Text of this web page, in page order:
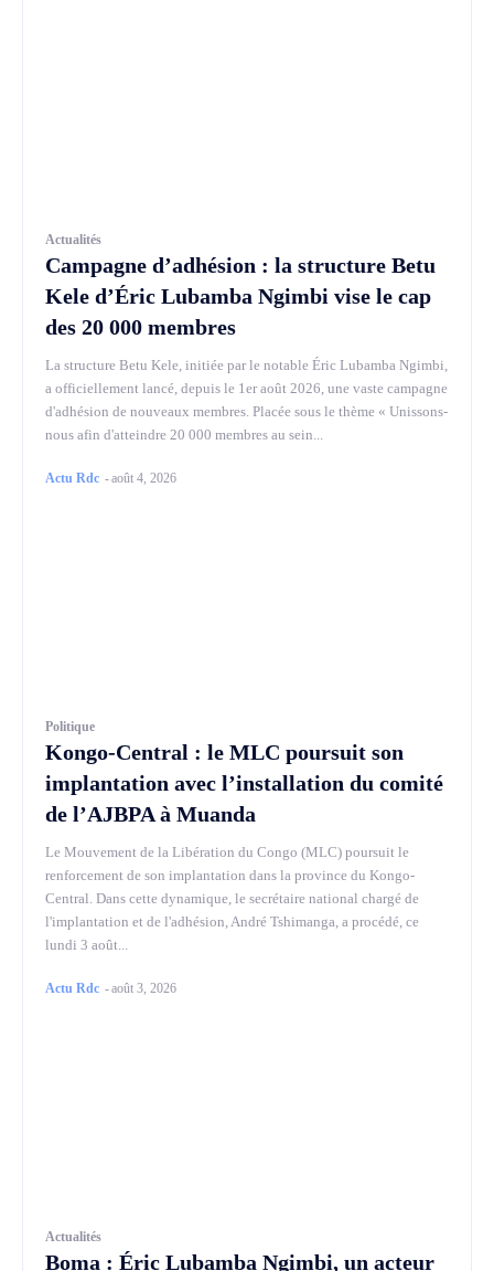
Actualités
Campagne d’adhésion : la structure Betu
Kele d’Éric Lubamba Ngimbi vise le cap
des 20 000 membres
La structure Betu Kele, initiée par le notable Éric Lubamba Ngimbi,
a officiellement lancé, depuis le 1er août 2026, une vaste campagne
d'adhésion de nouveaux membres. Placée sous le thème « Unissons-
nous afin d'atteindre 20 000 membres au sein...
Actu Rdc -août 4, 2026
Politique
Kongo-Central : le MLC poursuit son
implantation avec l’installation du comité
de l’AJBPA à Muanda
Le Mouvement de la Libération du Congo (MLC) poursuit le
renforcement de son implantation dans la province du Kongo-
Central. Dans cette dynamique, le secrétaire national chargé de
l'implantation et de l'adhésion, André Tshimanga, a procédé, ce
lundi 3 août...
Actu Rdc -août 3, 2026
Actualités
Boma : Éric Lubamba Ngimbi, un acteur